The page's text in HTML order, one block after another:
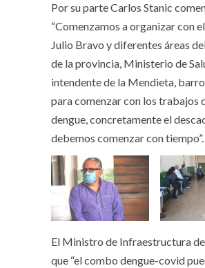
Por su parte Carlos Stanic
“Comenzamos a organizar con
Julio Bravo y diferentes áreas
de la provincia, Ministerio de
intendente de la Mendieta,
para comenzar con los trabajos
dengue, concretamente el
debemos comenzar con tiempo”.
El Ministro de Infraestructura
que “el combo dengue-covid